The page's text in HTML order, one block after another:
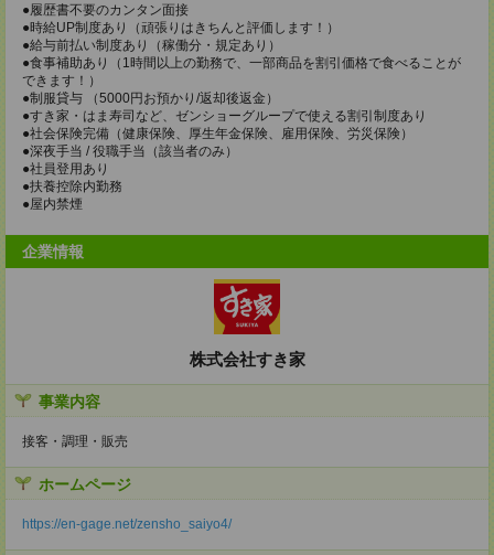
●履歴書不要のカンタン面接
●時給UP制度あり（頑張りはきちんと評価します！）
●給与前払い制度あり（稼働分・規定あり）
●食事補助あり（1時間以上の勤務で、一部商品を割引価格で食べることが
できます！）
●制服貸与 （5000円お預かり/返却後返金）
●すき家・はま寿司など、ゼンショーグループで使える割引制度あり
●社会保険完備（健康保険、厚生年金保険、雇用保険、労災保険）
●深夜手当 / 役職手当（該当者のみ）
●社員登用あり
●扶養控除内勤務
●屋内禁煙
企業情報
株式会社すき家
事業内容
接客・調理・販売
ホームページ
https://en-gage.net/zensho_saiyo4/